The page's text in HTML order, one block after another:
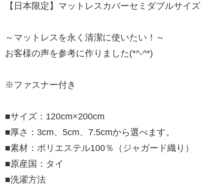
【日本限定】マットレスカバーセミダブルサイズ
～マットレスを永く清潔に使いたい！～
お客様の声を参考に作りました(*^-^*)
※ファスナー付き
■サイズ：120cm×200cm
■厚さ：3cm、5cm、7.5cmから選べます。
■素材：ポリエステル100％（ジャガード織り）
■原産国：タイ
■洗濯方法